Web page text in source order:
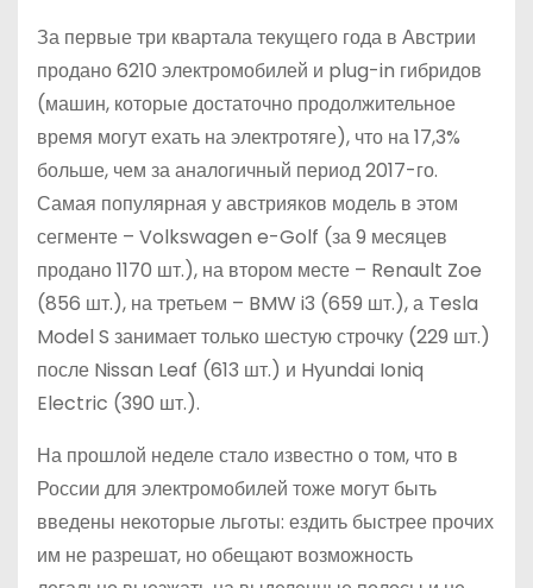
За первые три квартала текущего года в Австрии
продано 6210 электромобилей и plug-in гибридов
(машин, которые достаточно продолжительное
время могут ехать на электротяге), что на 17,3%
больше, чем за аналогичный период 2017-го.
Самая популярная у австрияков модель в этом
сегменте – Volkswagen e-Golf (за 9 месяцев
продано 1170 шт.), на втором месте – Renault Zoe
(856 шт.), на третьем – BMW i3 (659 шт.), а Tesla
Model S занимает только шестую строчку (229 шт.)
после Nissan Leaf (613 шт.) и Hyundai Ioniq
Electric (390 шт.).
На прошлой неделе стало известно о том, что в
России для электромобилей тоже могут быть
введены некоторые льготы: ездить быстрее прочих
им не разрешат, но обещают возможность